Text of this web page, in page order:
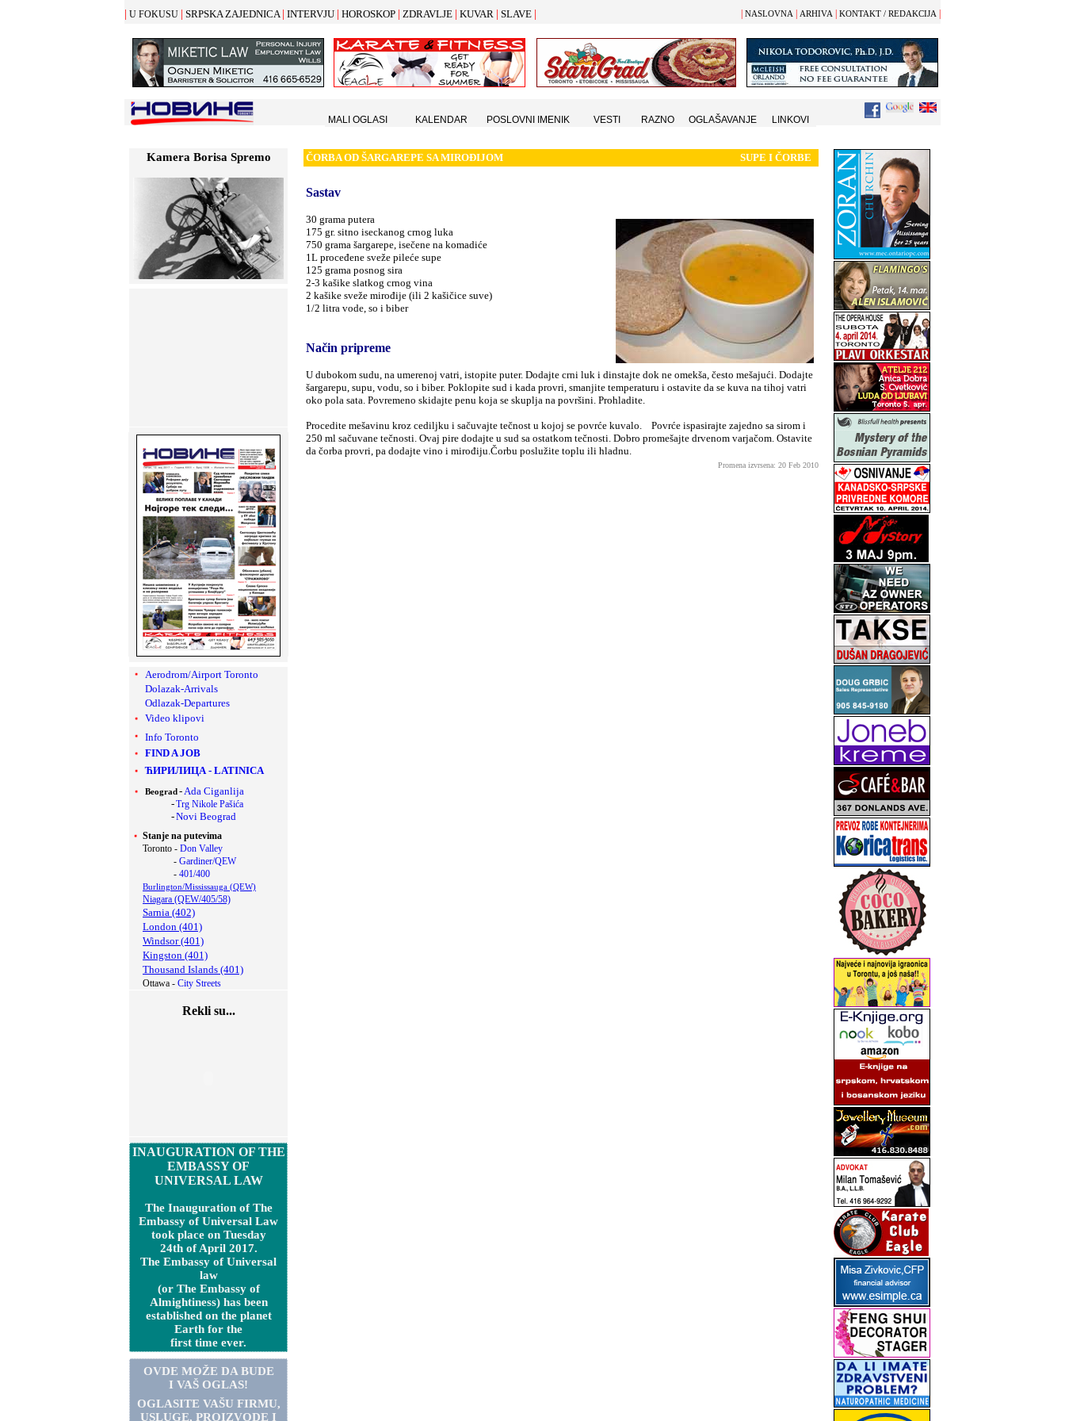
| U FOKUSU | SRPSKA ZAJEDNICA | INTERVJU | HOROSKOP | ZDRAVLJE | KUVAR | SLAVE | NASLOVNA ARHIVA KONTAKT / REDAKCIJA
Kamera Borisa Spremo
Aerodrom/Airport Toronto
Dolazak-Arrivals
Odlazak-Departures
Video klipovi
Info Toronto
FIND A JOB
ЋИРИЛИЦА - LATINICA
Beograd -Ada Ciganlija
-Trg Nikole Pašića
-Novi Beograd
Stanje na putevima
Toronto - Don Valley
- Gardiner/QEW
- 401/400
Burlington/Mississauga (QEW)
Niagara (QEW/405/58)
Sarnia (402)
London (401)
Windsor (401)
Kingston (401)
Thousand Islands (401)
Ottawa - City Streets
Rekli su...
INAUGURATION OF THE
EMBASSY OF
UNIVERSAL LAW
The Inauguration of The
Embassy of Universal Law
took place on Tuesday
24th of April 2017.
The Embassy of Universal
law
(or The Embassy of
Almightiness) has been
established on the planet
Earth for the
first time ever.
OVDE MOŽE DA BUDE
I VAŠ OGLAS!
OGLASITE VAŠU FIRMU,
USLUGE, PROIZVODE I
ČORBA OD ŠARGAREPE SA MIROĐIJOM SUPE I ČORBE
Sastav
30 grama putera
175 gr. sitno iseckanog crnog luka
750 grama šargarepe, isečene na komadiće
1L proceđene sveže pileće supe
125 grama posnog sira
2-3 kašike slatkog crnog vina
2 kašike sveže mirođije (ili 2 kašičice suve)
1/2 litra vode, so i biber
Način pripreme
U dubokom sudu, na umerenoj vatri, istopite puter. Dodajte crni luk i dinstajte dok ne omekša, često mešajući. Dodajte
šargarepu, supu, vodu, so i biber. Poklopite sud i kada provri, smanjite temperaturu i ostavite da se kuva na tihoj vatri
oko pola sata. Povremeno skidajte penu koja se skuplja na površini. Prohladite.
Procedite mešavinu kroz cediljku i sačuvajte tečnost u kojoj se povrće kuvalo.
Povrće ispasirajte zajedno sa sirom i
250 ml sačuvane tečnosti. Ovaj pire dodajte u sud sa ostatkom tečnosti. Dobro promešajte drvenom varjačom. Ostavite
da čorba provri, pa dodajte vino i mirođiju.Čorbu poslužite toplu ili hladnu.
Promena izvrsena: 20 Feb 2010
MALI OGLASI KALENDAR POSLOVNI IMENIK VESTI RAZNO OGLAŠAVANJE LINKOVI